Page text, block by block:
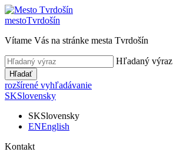
mestoTvrdošín
Vítame Vás na stránke mesta Tvrdošín
Hľadaný výraz
Hľadať
rozšírené vyhľadávanie
SKSlovensky
SKSlovensky
ENEnglish
Kontakt